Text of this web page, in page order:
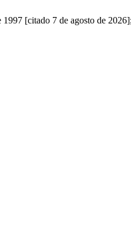
[citado 7 de agosto de